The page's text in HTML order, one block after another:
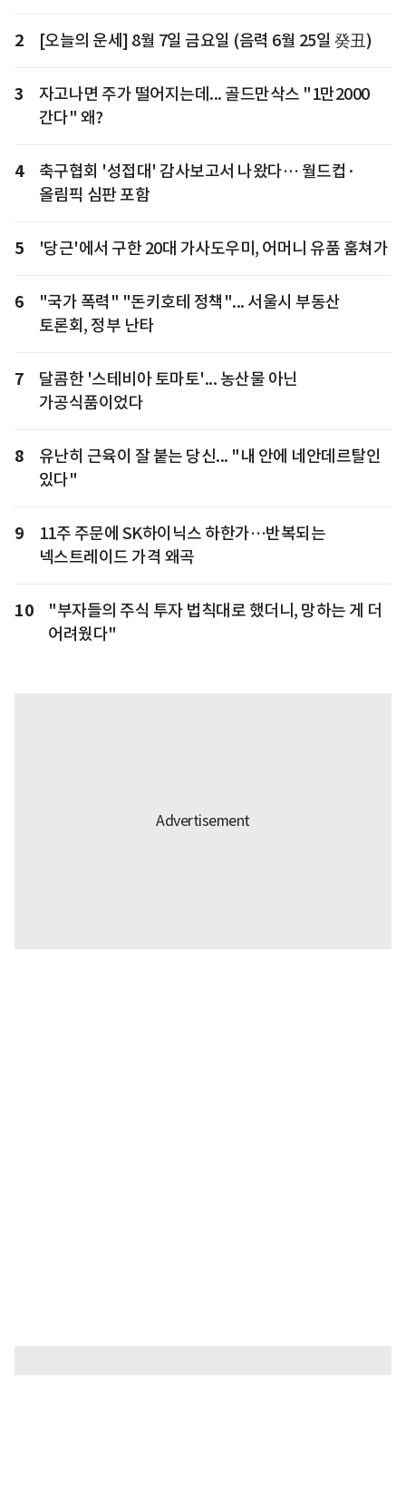
2 [오늘의 운세] 8월 7일 금요일 (음력 6월 25일 癸丑)
3
자고나면 주가 떨어지는데... 골드만삭스 "1만2000
간다" 왜?
4
축구협회 '성접대' 감사보고서 나왔다… 월드컵·
올림픽 심판 포함
5 '당근'에서 구한 20대 가사도우미, 어머니 유품 훔쳐가
6
"국가 폭력" "돈키호테 정책"... 서울시 부동산
토론회, 정부 난타
7
달콤한 '스테비아 토마토'... 농산물 아닌
가공식품이었다
8
유난히 근육이 잘 붙는 당신... "내 안에 네안데르탈인
있다"
9
11주 주문에 SK하이닉스 하한가…반복되는
넥스트레이드 가격 왜곡
10
"부자들의 주식 투자 법칙대로 했더니, 망하는 게 더
어려웠다"